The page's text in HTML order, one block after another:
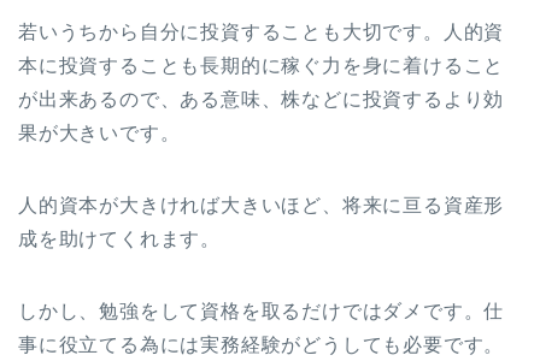
若いうちから自分に投資することも大切です。人的資
本に投資することも長期的に稼ぐ力を身に着けること
が出来あるので、ある意味、株などに投資するより効
果が大きいです。
人的資本が大きければ大きいほど、将来に亘る資産形
成を助けてくれます。
しかし、勉強をして資格を取るだけではダメです。仕
事に役立てる為には実務経験がどうしても必要です。